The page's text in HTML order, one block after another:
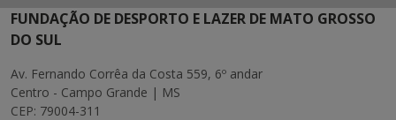
FUNDAÇÃO DE DESPORTO E LAZER DE MATO GROSSO
DO SUL
Av. Fernando Corrêa da Costa 559, 6º andar
Centro - Campo Grande | MS
CEP: 79004-311